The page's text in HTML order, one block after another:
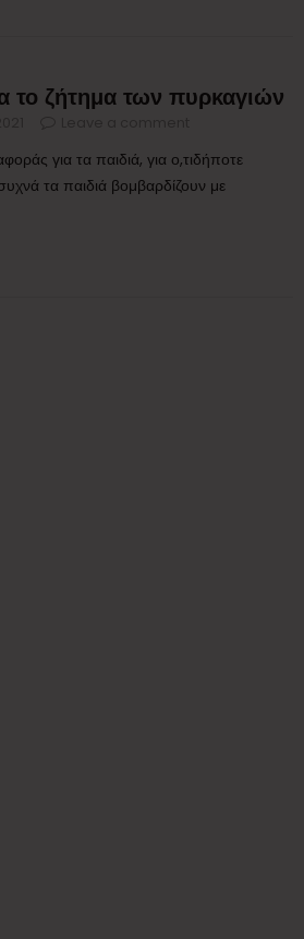
το ζήτημα των πυρκαγιών
για τα παιδιά, για ο,τιδήποτε
τα παιδιά βομβαρδίζουν με